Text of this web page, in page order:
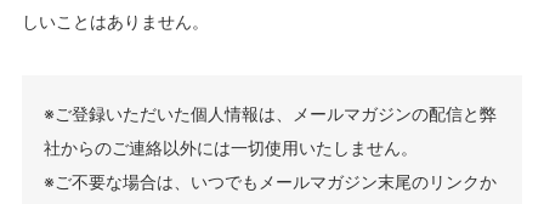
しいことはありません。
※ご登録いただいた個人情報は、メールマガジンの配信と弊
社からのご連絡以外には一切使用いたしません。
※ご不要な場合は、いつでもメールマガジン末尾のリンクか